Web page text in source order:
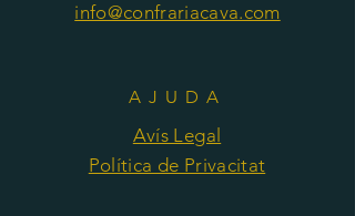
info@confrariacava.com
AJUDA
Avís Legal
Política de Privacitat